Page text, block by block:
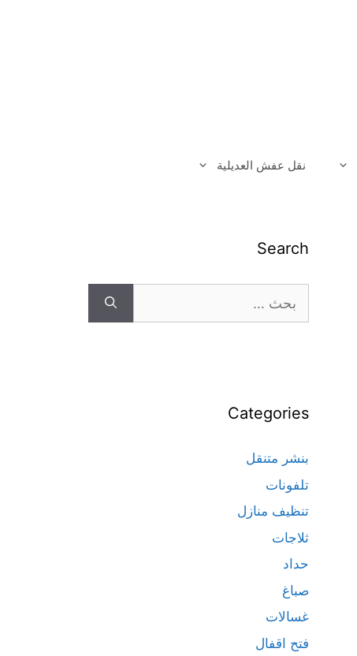
نقل عفش العديلية
Search
Categories
بنشر متنقل
تلفونات
تنظيف منازل
ثلاجات
حداد
صباغ
غسالات
فتح اقفال